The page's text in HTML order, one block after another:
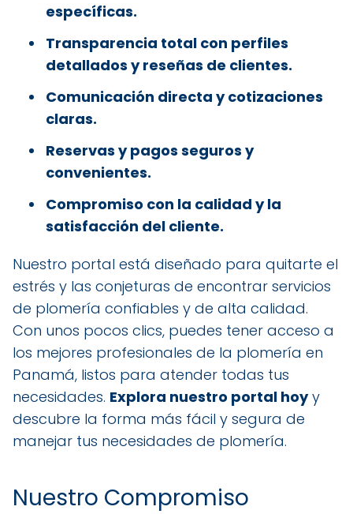
específicas.
Transparencia total con perfiles
detallados y reseñas de clientes.
Comunicación directa y cotizaciones
claras.
Reservas y pagos seguros y
convenientes.
Compromiso con la calidad y la
satisfacción del cliente.
Nuestro portal está diseñado para quitarte el
estrés y las conjeturas de encontrar servicios
de plomería confiables y de alta calidad.
Con unos pocos clics, puedes tener acceso a
los mejores profesionales de la plomería en
Panamá, listos para atender todas tus
necesidades. Explora nuestro portal hoyy
descubre la forma más fácil y segura de
manejar tus necesidades de plomería.
Nuestro Compromiso